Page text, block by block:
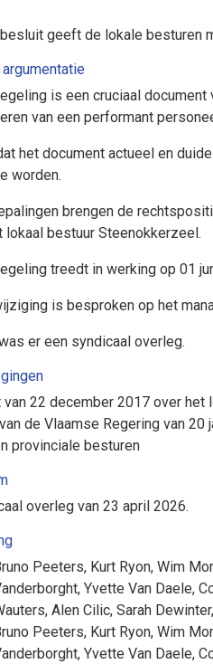
geeft de lokale besturen
is een cruciaal
van een performant
het document actueel en
worden.
brengen de
lokaal bestuur Steenokkerzeel.
treedt in werking op 01
is besproken op het
er een syndicaal overleg.
22 december 2017 over het
de Vlaamse Regering van
provinciale besturen
overleg van 23 april 2026.
Peeters, Kurt Ryon, Wim
, Yvette Van Daele,
, Alen Cilic, Sarah Dewinter,
Peeters, Kurt Ryon, Wim
, Yvette Van Daele,